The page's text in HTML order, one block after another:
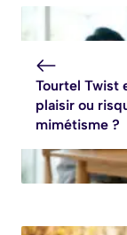
Tourtel Twist
plaisir ou
mimétisme ?